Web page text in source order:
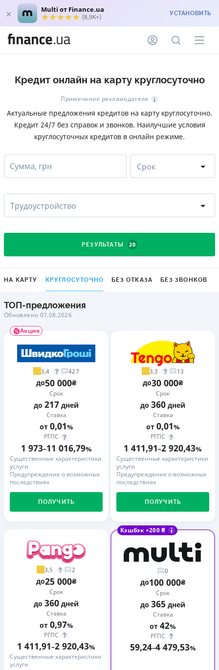
Multi от Finance.ua
(8,9K+) УСТАНОВИТЬ
Кредит онлайн на карту круглосуточно
Примечание рекламодателя
Актуальные предложения кредитов на карту круглосуточно.
Кредит 24/7 без справок и звонков. Наилучшие условия
круглосуточных кредитов в онлайн режиме.
Сумма, грн Срок
Трудоустройство
РЕЗУЛЬТАТЫ 20
НА КАРТУ КРУГЛОСУТОЧНО БЕЗ ОТКАЗА БЕЗ ЗВОНКОВ
ТОП-предложения
Обновлено 07.08.2026
Акция
3,4 427
до50 000₴
Срок
до 217 дней
Ставка
от 0,01%
РГПС
1 973–11 016,79%
Существенные характеристики
услуги
Предупреждение о возможных
последствиях
ПОЛУЧИТЬ
3,3 13
до30 000₴
Срок
до 360 дней
Ставка
от 0,01%
РГПС
1 411,91–2 920,43%
Существенные характеристики
услуги
Предупреждение о возможных
последствиях
ПОЛУЧИТЬ
3,5 2
до25 000₴
Срок
до 360 дней
Ставка
от 0,97%
РГПС
1 411,91–2 920,43%
Существенные характеристики
услуги
Кэшбэк +200 ₴
0
до100 000₴
Срок
до 365 дней
Ставка
от 42%
РГПС
59,24–4 479,53%